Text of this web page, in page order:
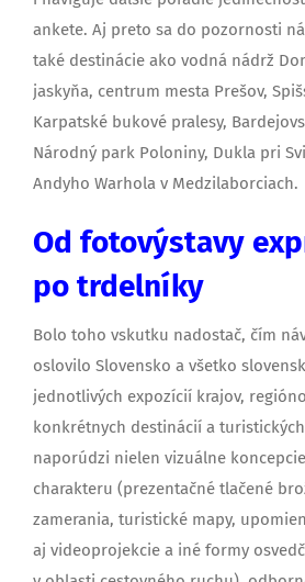
ankete. Aj preto sa do pozornosti
také destinácie ako vodná nádrž
jaskyňa, centrum mesta Prešov,
Karpatské bukové pralesy,
Národný park Poloniny, Dukla pri
Andyho Warhola v Medzilaborciach.
Od fotovýstavy
po trdelníky
Bolo toho vskutku nadostač, čím
oslovilo Slovensko a všetko
jednotlivých expozícií krajov,
konkrétnych destinácií a
naporúdzi nielen vizuálne
charakteru (prezentačné tlačené
zamerania, turistické mapy,
aj videoprojekcie a iné formy